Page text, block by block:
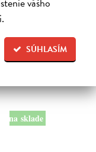
SÚHLASÍM
na sklade